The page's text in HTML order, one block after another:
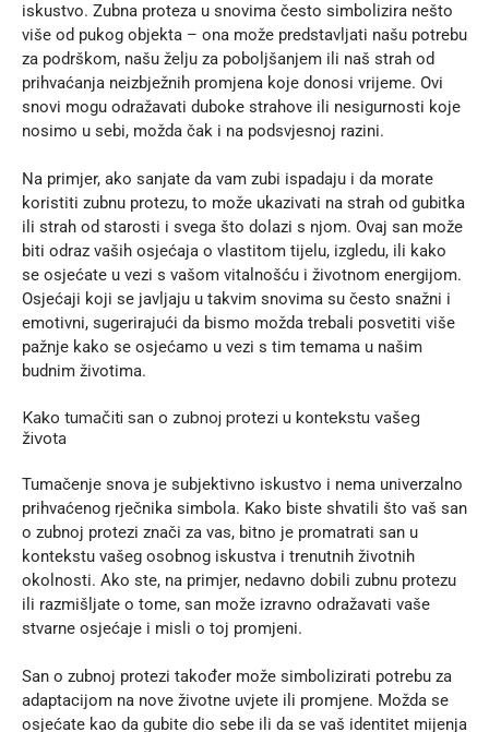
iskustvo. Zubna proteza u snovima često simbolizira nešto
više od pukog objekta – ona može predstavljati našu potrebu
za podrškom, našu želju za poboljšanjem ili naš strah od
prihvaćanja neizbježnih promjena koje donosi vrijeme. Ovi
snovi mogu odražavati duboke strahove ili nesigurnosti koje
nosimo u sebi, možda čak i na podsvjesnoj razini.
Na primjer, ako sanjate da vam zubi ispadaju i da morate
koristiti zubnu protezu, to može ukazivati na strah od gubitka
ili strah od starosti i svega što dolazi s njom. Ovaj san može
biti odraz vaših osjećaja o vlastitom tijelu, izgledu, ili kako
se osjećate u vezi s vašom vitalnošću i životnom energijom.
Osjećaji koji se javljaju u takvim snovima su često snažni i
emotivni, sugerirajući da bismo možda trebali posvetiti više
pažnje kako se osjećamo u vezi s tim temama u našim
budnim životima.
Kako tumačiti san o zubnoj protezi u kontekstu vašeg
života
Tumačenje snova je subjektivno iskustvo i nema univerzalno
prihvaćenog rječnika simbola. Kako biste shvatili što vaš san
o zubnoj protezi znači za vas, bitno je promatrati san u
kontekstu vašeg osobnog iskustva i trenutnih životnih
okolnosti. Ako ste, na primjer, nedavno dobili zubnu protezu
ili razmišljate o tome, san može izravno odražavati vaše
stvarne osjećaje i misli o toj promjeni.
San o zubnoj protezi također može simbolizirati potrebu za
adaptacijom na nove životne uvjete ili promjene. Možda se
osjećate kao da gubite dio sebe ili da se vaš identitet mijenja